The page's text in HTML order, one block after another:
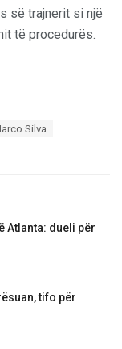
së trajnerit si një
të procedurës.
Silva
Atlanta: dueli për
tifo për